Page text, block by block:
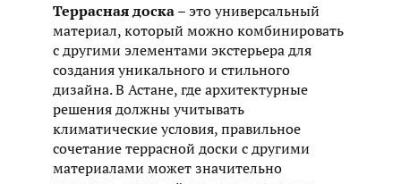
Террасная доска– это универсальный
материал, который можно комбинировать
с другими элементами экстерьера для
создания уникального и стильного
дизайна. В Астане, где архитектурные
решения должны учитывать
климатические условия, правильное
сочетание террасной доски с другими
материалами может значительно